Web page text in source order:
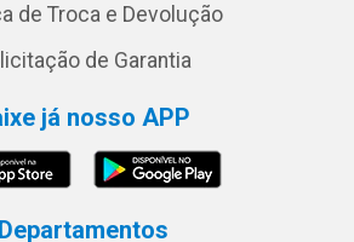
de Troca e Devolução
de Garantia
já nosso APP
Departamentos